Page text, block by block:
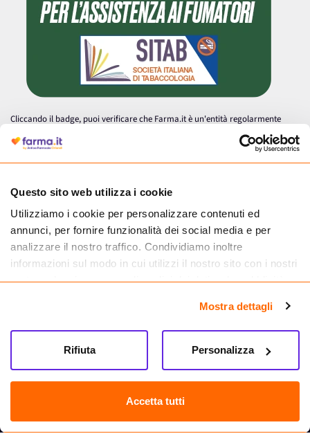
Questo sito web utilizza i cookie
Utilizziamo i cookie per personalizzare contenuti ed
annunci, per fornire funzionalità dei social media e per
analizzare il nostro traffico. Condividiamo inoltre
informazioni sul modo in cui utilizzi il nostro sito con i nostri
partner che si occupano di analisi dei dati web, pubblicità e
informazioni che hai fornito loro o che hanno raccolto dal
tuo utilizzo dei loro servizi.
Mostra dettagli
Accetta tutti
Personalizza
Rifiuta
Cliccando il badge, puoi verificare che Farma.it è un'entità regolarmente
autorizzata dal Ministero della Salute a effettuare la vendita online di
medicinali.
Farma.it S.a.s. P. IVA 07417261216 REA: NA-884088
CREDITS
Sede legale Via delle Repubbliche Marinare 128, 80147 Napoli